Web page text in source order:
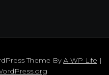
Theme ByA WP Life |